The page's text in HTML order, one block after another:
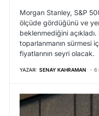
Morgan Stanley, S&P
ölçüde gördüğünü ve
beklenmediğini
toparlanmanın sürmesi
fiyatlarının seyri olacak.
YAZAR: SENAY KAHRAMAN 6